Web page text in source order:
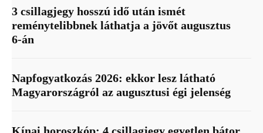
3 csillagjegy hosszú idő után ismét
reménytelibbnek láthatja a jövőt augusztus
6-án
Napfogyatkozás 2026: ekkor lesz látható
Magyarországról az augusztusi égi jelenség